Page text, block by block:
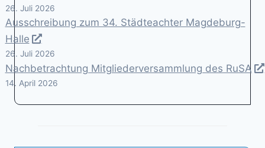
26. Juli 2026
Ausschreibung zum 34. Städteachter Magdeburg-
Halle
26. Juli 2026
Nachbetrachtung Mitgliederversammlung des RuSA
14. April 2026